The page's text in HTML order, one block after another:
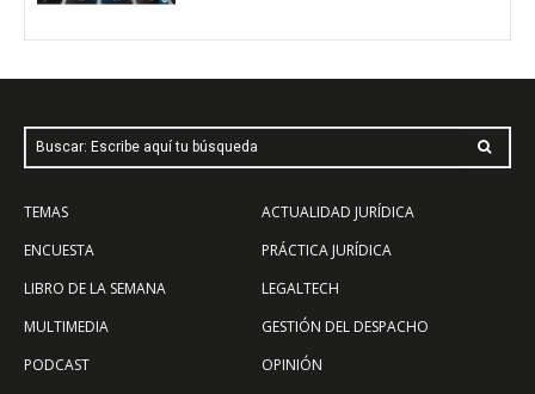
Buscar: Escribe aquí tu búsqueda
TEMAS
ENCUESTA
LIBRO DE LA SEMANA
MULTIMEDIA
PODCAST
ACTUALIDAD JURÍDICA
PRÁCTICA JURÍDICA
LEGALTECH
GESTIÓN DEL DESPACHO
OPINIÓN